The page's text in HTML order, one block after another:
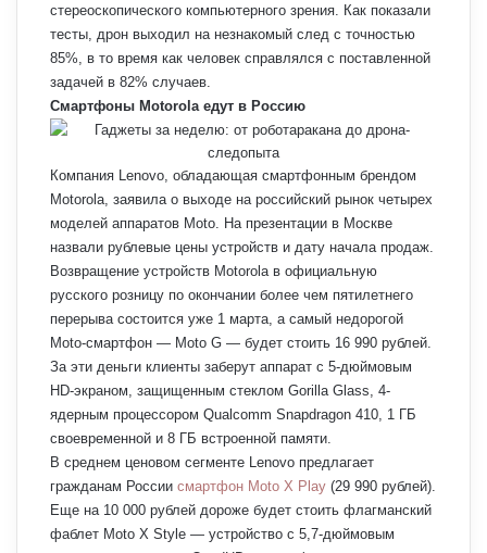
стереоскопического компьютерного зрения. Как показали
тесты, дрон выходил на незнакомый след с точностью
85%, в то время как человек справлялся с поставленной
задачей в 82% случаев.
Смартфоны Motorola едут в Россию
Компания Lenovo, обладающая смартфонным брендом
Motorola, заявила о выходе на российский рынок четырех
моделей аппаратов Moto. На презентации в Москве
назвали рублевые цены устройств и дату начала продаж.
Возвращение устройств Motorola в официальную
русского розницу по окончании более чем пятилетнего
перерыва состоится уже 1 марта, а самый недорогой
Moto-смартфон — Moto G — будет стоить 16 990 рублей.
За эти деньги клиенты заберут аппарат с 5-дюймовым
HD-экраном, защищенным стеклом Gorilla Glass, 4-
ядерным процессором Qualcomm Snapdragon 410, 1 ГБ
своевременной и 8 ГБ встроенной памяти.
В среднем ценовом сегменте Lenovo предлагает
гражданам России смартфон Moto X Play (29 990 рублей).
Еще на 10 000 рублей дороже будет стоить флагманский
фаблет Moto X Style — устройство с 5,7-дюймовым